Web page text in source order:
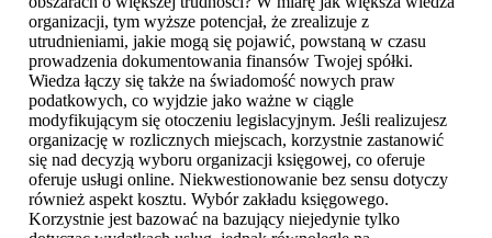
organizacji, tym wyższe potencjał, że zrealizuje z
utrudnieniami, jakie mogą się pojawić, powstaną w czasu
prowadzenia dokumentowania finansów Twojej spółki.
Wiedza łączy się także na świadomość nowych praw
podatkowych, co wyjdzie jako ważne w ciągle
modyfikującym się otoczeniu legislacyjnym. Jeśli realizujesz
organizację w rozlicznych miejscach, korzystnie zastanowić
się nad decyzją wyboru organizacji księgowej, co oferuje
oferuje usługi online. Niekwestionowanie bez sensu dotyczy
również aspekt kosztu. Wybór zakładu księgowego.
Korzystnie jest bazować na bazujący niejedynie tylko